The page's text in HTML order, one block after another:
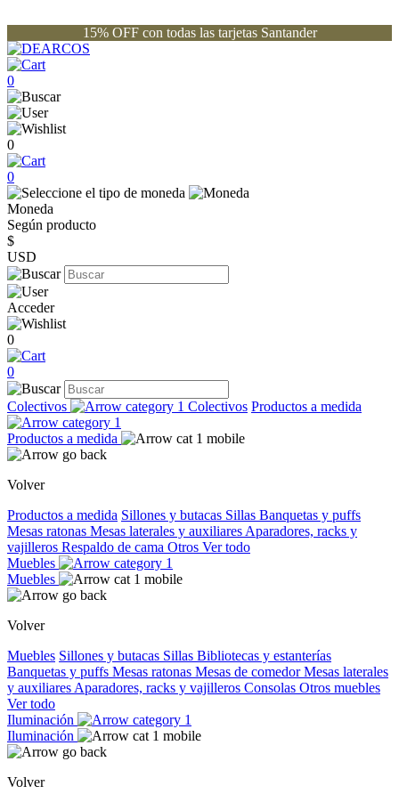
15% OFF con todas las tarjetas Santander
0
0
0
Moneda
Según producto
$
USD
Acceder
0
0
Colectivos Colectivos Productos a medida
Productos a medida
Volver
Productos a medida Sillones y butacas Sillas Banquetas y puffs
Mesas ratonas Mesas laterales y auxiliares Aparadores, racks y
vajilleros Respaldo de cama Otros Ver todo
Muebles
Muebles
Volver
Muebles Sillones y butacas Sillas Bibliotecas y estanterías
Banquetas y puffs Mesas ratonas Mesas de comedorMesas laterales
y auxiliares Aparadores, racks y vajilleros Consolas Otros muebles
Ver todo
Iluminación
Iluminación
Volver